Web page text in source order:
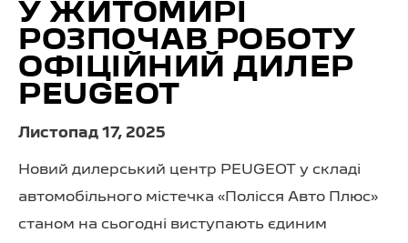
У ЖИТОМИРІ
РОЗПОЧАВ РОБОТУ
ОФІЦІЙНИЙ ДИЛЕР
PEUGEOT
Листопад 17, 2025
Новий дилерський центр PEUGEOT у складі
автомобільного містечка «Полісся Авто Плюс»
станом на сьогодні виступають єдиним